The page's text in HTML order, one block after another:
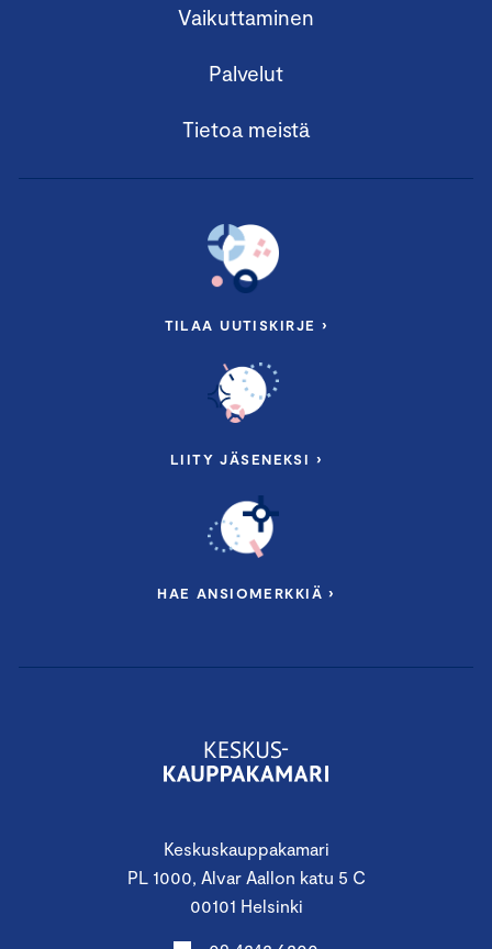
Keskuskauppakamari
PL 1000, Alvar Aallon katu 5 C
00101 Helsinki
Vaikuttaminen
Palvelut
Tietoa meistä
TILAA UUTISKIRJE ›
LIITY JÄSENEKSI ›
HAE ANSIOMERKKIÄ ›